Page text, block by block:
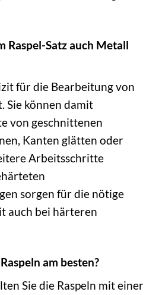
Raspel-Satz auch Metall
für die Bearbeitung von
Sie können damit
von geschnittenen
Kanten glätten oder
Arbeitsschritte
sorgen für die nötige
auch bei härteren
am besten?
Sie die Raspeln mit einer